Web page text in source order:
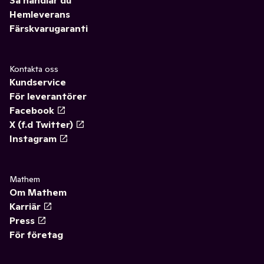
Hemleverans
Färskvarugaranti
Kontakta oss
Kundservice
För leverantörer
Facebook
X (f.d Twitter)
Instagram
Mathem
Om Mathem
Karriär
Press
För företag